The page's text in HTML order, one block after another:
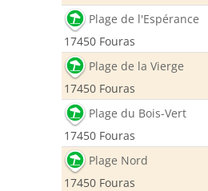
Plage de l'Espérance
17450 Fouras
Plage de la Vierge
17450 Fouras
Plage du Bois-Vert
17450 Fouras
Plage Nord
17450 Fouras